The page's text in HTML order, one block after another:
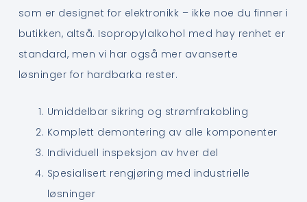
som er designet for elektronikk – ikke noe du finner i
butikken, altså. Isopropylalkohol med høy renhet er
standard, men vi har også mer avanserte
løsninger for hardbarka rester.
Umiddelbar sikring og strømfrakobling
Komplett demontering av alle komponenter
Individuell inspeksjon av hver del
Spesialisert rengjøring med industrielle
løsninger